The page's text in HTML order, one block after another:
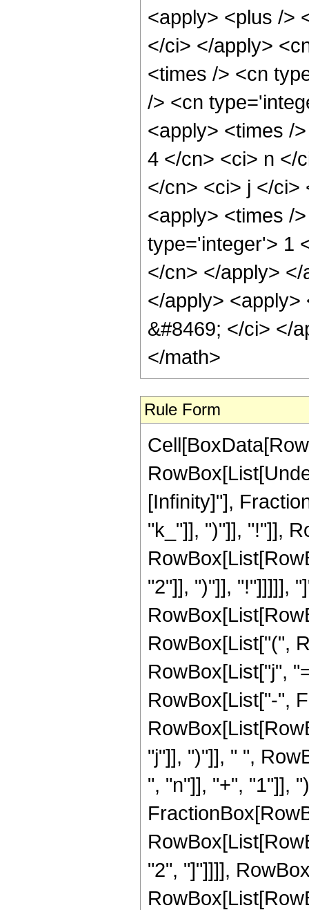
Rule Form
[Infinity]"],
"k_"]], ")"]], "!"]],
"2"]], ")"]], "!"]]]]],
RowBox[List["(",
RowBox[List["j",
RowBox[List["-",
"j"]], ")"]], " ",
", "n"]], "+", "1"]],
"2", "]"]]]],